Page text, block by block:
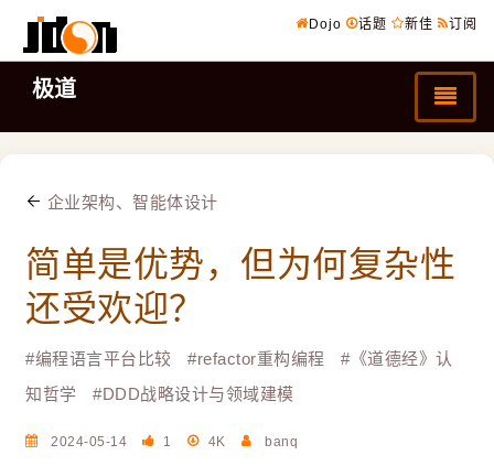
Dojo 话题 新佳 订阅
极道
企业架构、智能体设计
简单是优势，但为何复杂性
还受欢迎？
#编程语言平台比较 #refactor重构编程 #《道德经》认
知哲学
#DDD战略设计与领域建模
2024-05-14 1 4K banq